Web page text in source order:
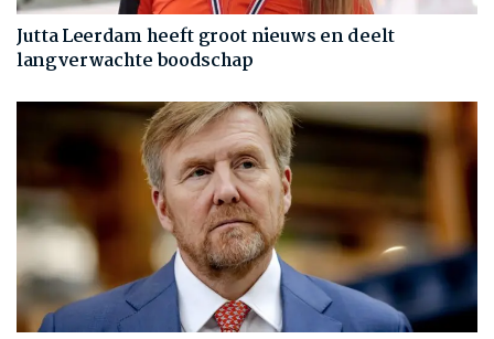
Jutta Leerdam heeft groot nieuws en deelt
langverwachte boodschap